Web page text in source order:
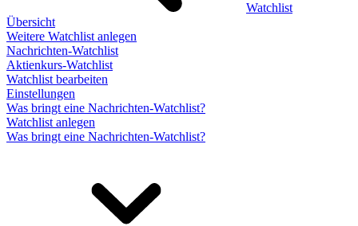
Watchlist
Übersicht
Weitere Watchlist anlegen
Nachrichten-Watchlist
Aktienkurs-Watchlist
Watchlist bearbeiten
Einstellungen
Was bringt eine Nachrichten-Watchlist?
Watchlist anlegen
Was bringt eine Nachrichten-Watchlist?